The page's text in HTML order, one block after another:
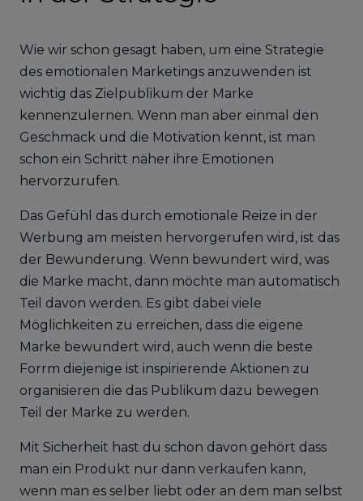
Wie wir schon gesagt haben, um eine Strategie
des emotionalen Marketings anzuwenden ist
wichtig das Zielpublikum der Marke
kennenzulernen. Wenn man aber einmal den
Geschmack und die Motivation kennt, ist man
schon ein Schritt näher ihre Emotionen
hervorzurufen.
Das Gefühl das durch emotionale Reize in der
Werbung am meisten hervorgerufen wird, ist das
der Bewunderung. Wenn bewundert wird, was
die Marke macht, dann möchte man automatisch
Teil davon werden. Es gibt dabei viele
Möglichkeiten zu erreichen, dass die eigene
Marke bewundert wird, auch wenn die beste
Forrm diejenige ist inspirierende Aktionen zu
organisieren die das Publikum dazu bewegen
Teil der Marke zu werden.
Mit Sicherheit hast du schon davon gehört dass
man ein Produkt nur dann verkaufen kann,
wenn man es selber liebt oder an dem man selbst